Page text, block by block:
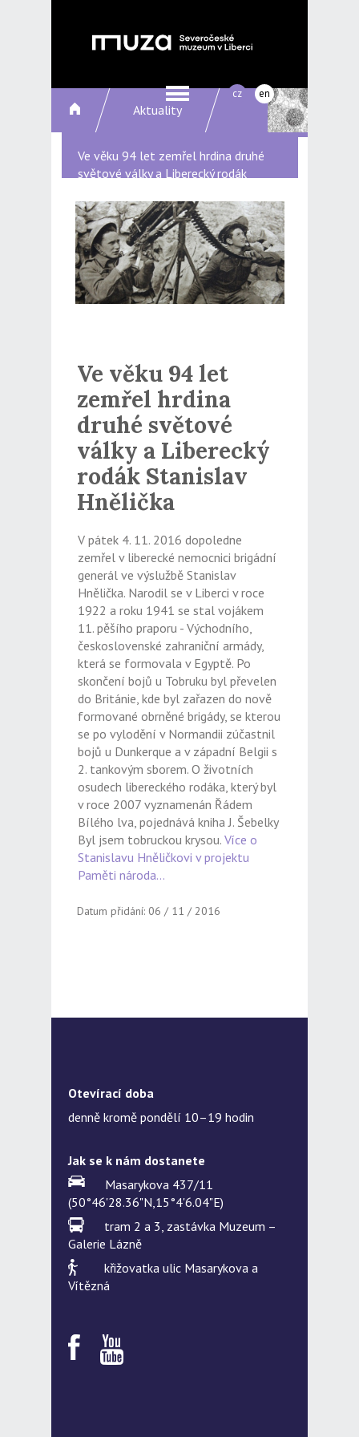
cz en
Aktuality
Ve věku 94 let zemřel hrdina druhé
světové války a Liberecký rodák
Ve věku 94 let
zemřel hrdina
druhé světové
války a Liberecký
rodák Stanislav
Hnělička
V pátek 4. 11. 2016 dopoledne
zemřel v liberecké nemocnici brigádní
generál ve výslužbě Stanislav
Hnělička. Narodil se v Liberci v roce
1922 a roku 1941 se stal vojákem
11. pěšího praporu - Východního,
československé zahraniční armády,
která se formovala v Egyptě. Po
skončení bojů u Tobruku byl převelen
do Británie, kde byl zařazen do nově
formované obrněné brigády, se kterou
se po vylodění v Normandii zúčastnil
bojů u Dunkerque a v západní Belgii s
2. tankovým sborem. O životních
osudech libereckého rodáka, který byl
v roce 2007 vyznamenán Řádem
Bílého lva, pojednává kniha J. Šebelky
Byl jsem tobruckou krysou. Více o
Stanislavu Hněličkovi v projektu
Paměti národa…
Datum přidání: 06 / 11 / 2016
Otevírací doba
denně kromě pondělí 10–19 hodin
Jak se k nám dostanete
Masarykova 437/11
(50°46'28.36"N,15°4'6.04"E)
tram 2 a 3, zastávka Muzeum –
Galerie Lázně
křižovatka ulic Masarykova a
Vítězná